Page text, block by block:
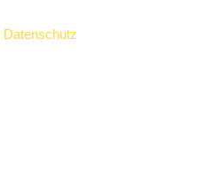
Datenschutz